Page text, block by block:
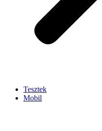
Tesztek
Mobil